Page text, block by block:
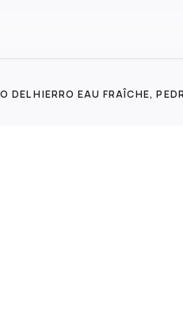
DEL HIERRO EAU FRAÎCHE,